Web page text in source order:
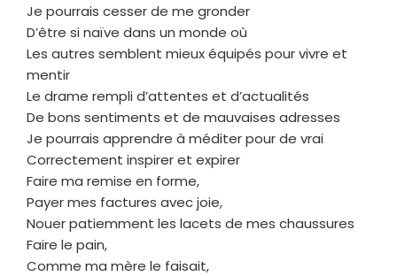
Je pourrais cesser de me gronder
D’être si naïve dans un monde où
Les autres semblent mieux équipés pour vivre et
mentir
Le drame rempli d’attentes et d’actualités
De bons sentiments et de mauvaises adresses
Je pourrais apprendre à méditer pour de vrai
Correctement inspirer et expirer
Faire ma remise en forme,
Payer mes factures avec joie,
Nouer patiemment les lacets de mes chaussures
Faire le pain,
Comme ma mère le faisait,